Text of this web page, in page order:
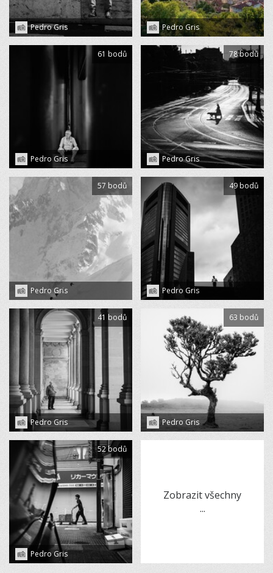
Pedro Gris Pedro Gris
Pedro Gris
61 bodů
Pedro Gris
78 bodů
Pedro Gris
57 bodů
Pedro Gris
49 bodů
Pedro Gris
41 bodů
Pedro Gris
63 bodů
Pedro Gris
52 bodů
Zobrazit všechny
...